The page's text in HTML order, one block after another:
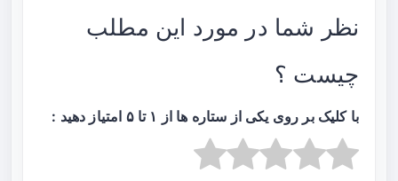
نظر شما در مورد این مطلب
چیست ؟
با کلیک بر روی یکی از ستاره ها از ۱ تا ۵ امتیاز دهید :